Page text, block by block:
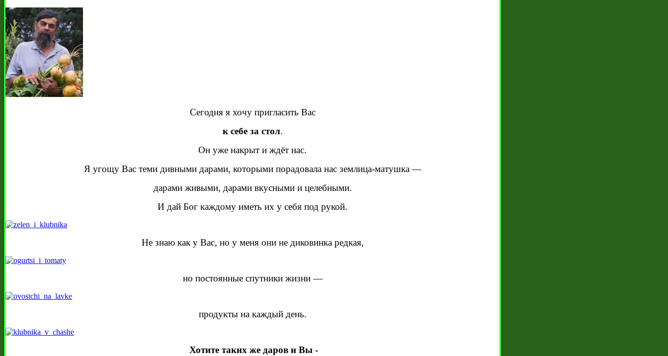
Сегодня я хочу пригласить Вас
к себе за стол.
Он уже накрыт и ждёт нас.
Я угощу Вас теми дивными дарами, которыми порадовала нас землица-матушка —
дарами живыми, дарами вкусными и целебными.
И дай Бог каждому иметь их у себя под рукой.
Не знаю как у Вас, но у меня они не диковинка редкая,
но постоянные спутники жизни —
продукты на каждый день.
Хотите таких же даров и Вы -